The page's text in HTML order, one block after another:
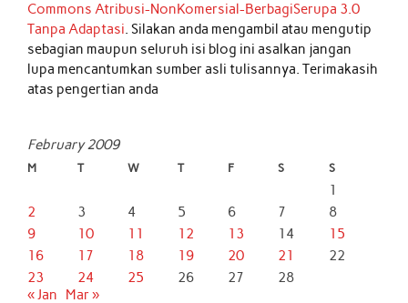
Commons Atribusi-NonKomersial-BerbagiSerupa 3.0
Tanpa Adaptasi. Silakan anda mengambil atau mengutip
sebagian maupun seluruh isi blog ini asalkan jangan
lupa mencantumkan sumber asli tulisannya. Terimakasih
atas pengertian anda
February 2009
M T W T F S S
1
2
3 4 5 6 7
8
9
10 11 12 13 14
15
16
17 18 19 20 21
22
23
24 25 26 27
28
« Jan
Mar »